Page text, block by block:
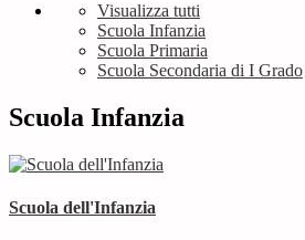
Visualizza tutti
Scuola Infanzia
Scuola Primaria
Scuola Secondaria di I Grado
Scuola Infanzia
Scuola dell'Infanzia